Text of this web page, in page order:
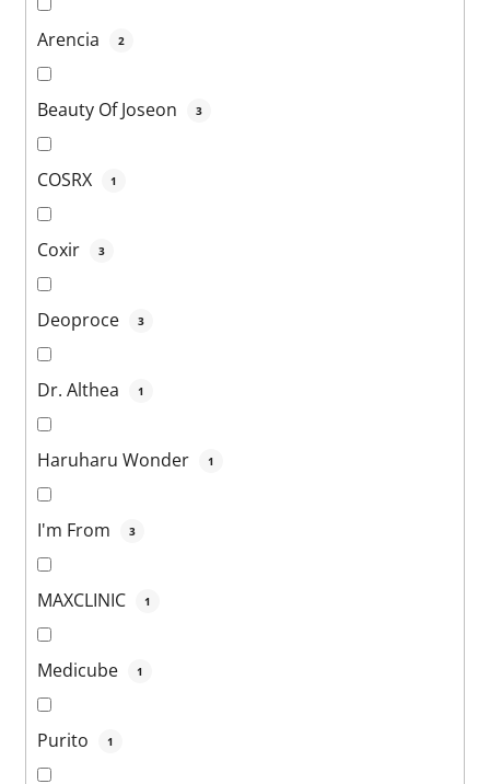
Arencia 2
Beauty Of Joseon 3
COSRX 1
Coxir 3
Deoproce 3
Dr. Althea 1
Haruharu Wonder 1
I'm From 3
MAXCLINIC 1
Medicube 1
Purito 1